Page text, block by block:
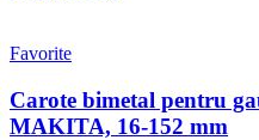
Favorite
Carote bimetal pentru
MAKITA, 16-152 mm